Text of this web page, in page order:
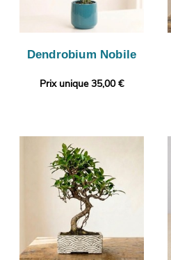
Dendrobium Nobile
Prix unique 35,00 €